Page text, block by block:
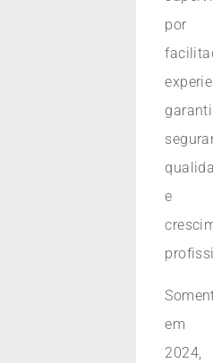
por
e
em
2024,